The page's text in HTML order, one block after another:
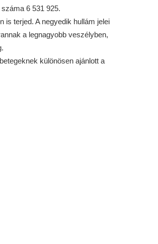
6 531 925.
is terjed. A negyedik hullám jelei
a legnagyobb veszélyben,
különösen ajánlott a